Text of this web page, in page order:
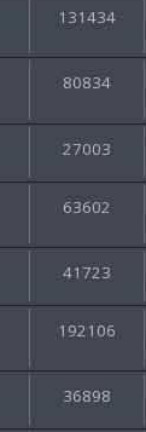
131434
80834
27003
63602
41723
192106
36898